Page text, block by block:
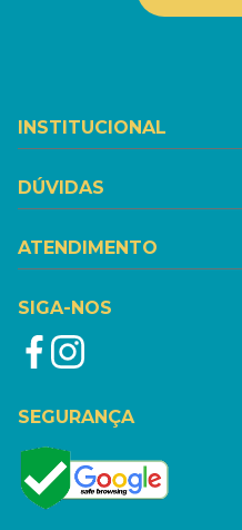
INSTITUCIONAL
DÚVIDAS
ATENDIMENTO
SIGA-NOS
SEGURANÇA